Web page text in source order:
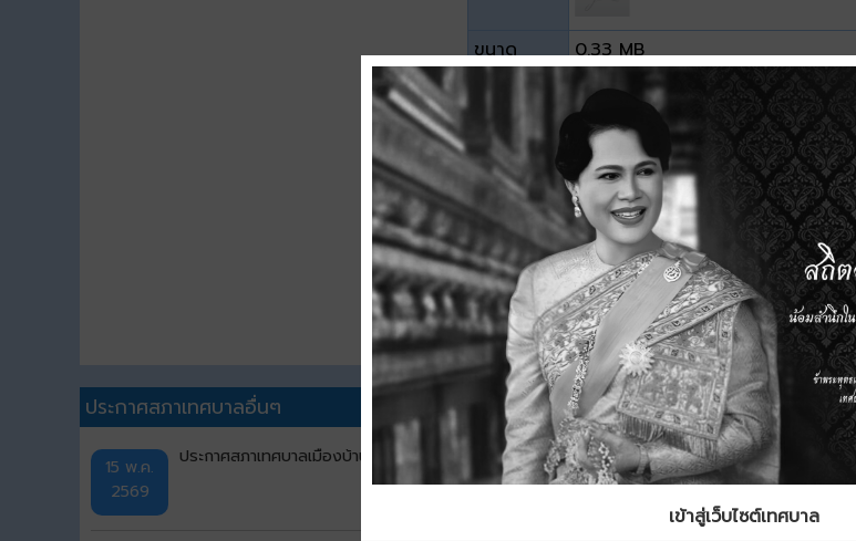
ขนาด
0.33 MB
ดาวน์โหลด
ประกาศสภาเทศบาลอื่นๆ
15 พ.ค.
2569
ประกาศสภาเทศบาลเมืองบ้านเป็ด เรื่อง กำหนดวันประชุมสภาเทศบาล สมัยสามัญ สมัยที่ 2/2569 ครั้งที่ 1
เข้าสู่เว็บไซต์เทศบาล